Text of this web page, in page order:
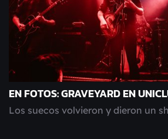
EN FOTOS: GRAVEYARD EN
Los suecos volvieron y dieron un